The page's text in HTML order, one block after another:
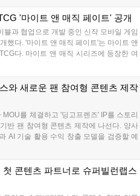
한다. 넥써쓰는 OGF와 기술 협약을 통해
플랫폼으로 만들 계획이다....
'마이트 앤 매직 페이트' 공개
블과 협업으로 개발 중인 신작 모바일 게임
했다. '마이트 앤 매직 페이트'는 마이트 앤
다. 마이트 앤 매직 시리즈에 등장한 여
, 주문을 카드로 담아냈으며, 이를 자유롭
와 새로운 팬 참여형 콘텐츠 제작
를 체결하고 '딩고프렌즈' IP를 스토리
반 팬 참여형 콘텐츠 제작에 나선다. 양사
AI 기술 활용 수익 창출 모델을 검증할 예
을 IP 형태로 토큰화해 보호, 공유 및 수익
다....
첫 콘텐츠 파트너로 슈퍼빌런랩스